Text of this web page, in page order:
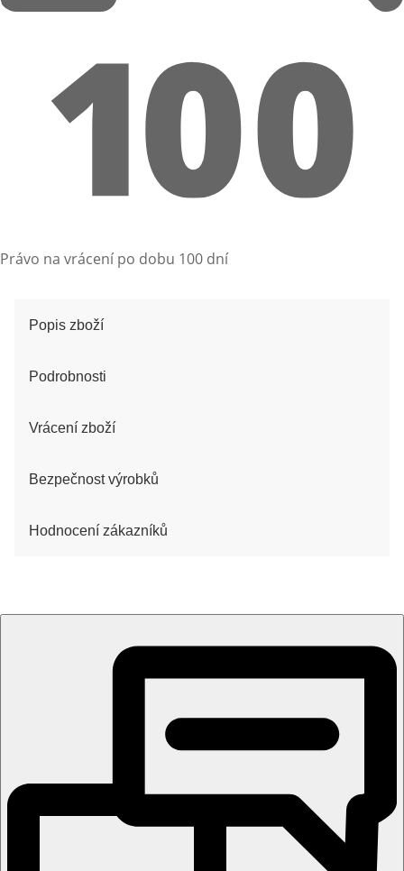
Právo na vrácení po dobu 100 dní
Popis zboží
Podrobnosti
Vrácení zboží
Bezpečnost výrobků
Hodnocení zákazníků